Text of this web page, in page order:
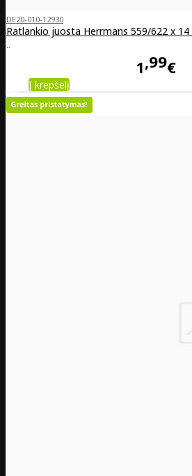
DE20-010-12930
Ratlankio juosta Herrmans 559/622 x
..
1 99€
Į krepšelį